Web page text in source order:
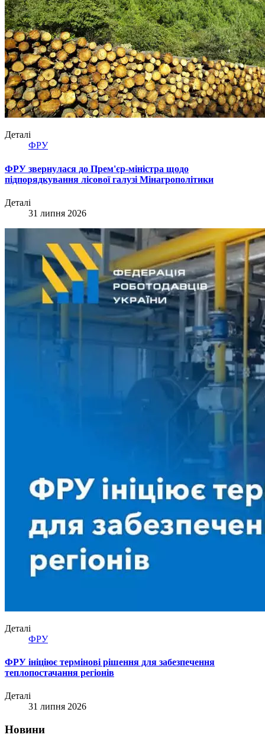
Деталі
ФРУ
ФРУ звернулася до Прем'єр-міністра щодо
підпорядкування лісової галузі Мінагрополітики
Деталі
31 липня 2026
Деталі
ФРУ
ФРУ ініціює термінові рішення для забезпечення
теплопостачання регіонів
Деталі
31 липня 2026
Новини